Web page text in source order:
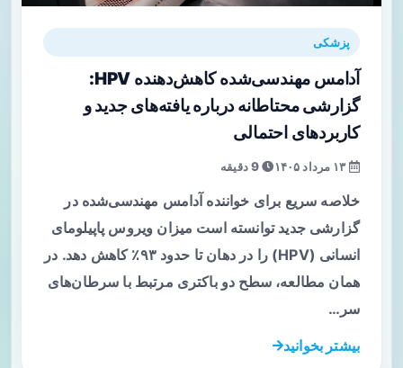
پزشکی
آدامس مهندسی‌شده کاهش‌دهنده HPV:
گزارشی محتاطانه درباره یافته‌های جدید و
کاربردهای احتمالی
9 دقیقه
خلاصه سریع برای خواننده آدامس مهندسی‌شده در
گزارشی جدید توانسته است میزان ویروس پاپیلومای
انسانی (HPV) را در دهان تا حدود ۹۳٪ کاهش دهد. در
همان مطالعه، سطح دو باکتری مرتبط با سرطان‌های
سر…
بیشتر بخوانید